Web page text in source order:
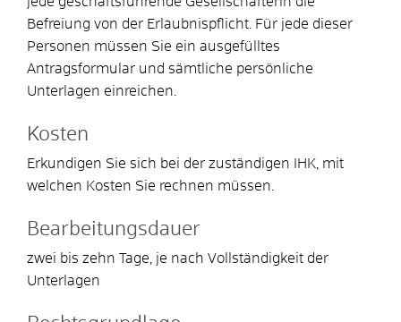
Befreiung von der Erlaubnispflicht. Für jede dieser
Personen müssen Sie ein ausgefülltes
Antragsformular und sämtliche persönliche
Unterlagen einreichen.
Kosten
Erkundigen Sie sich bei der zuständigen IHK, mit
welchen Kosten Sie rechnen müssen.
Bearbeitungsdauer
zwei bis zehn Tage, je nach Vollständigkeit der
Unterlagen